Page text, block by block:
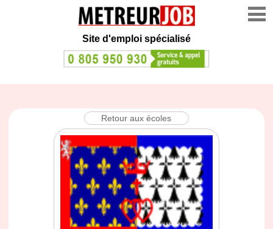
Site d'emploi spécialisé
Retour aux écoles